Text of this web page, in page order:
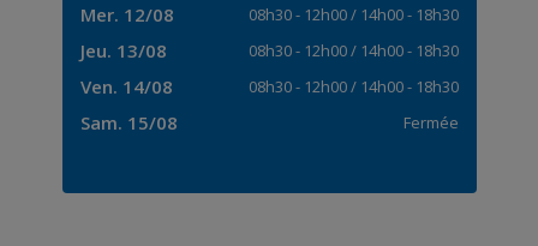
Mer. 12/08 08h30- 12h00/ 14h00- 18h30
Jeu. 13/08 08h30- 12h00/ 14h00- 18h30
Ven. 14/08 08h30- 12h00/ 14h00- 18h30
Sam. 15/08 Fermée